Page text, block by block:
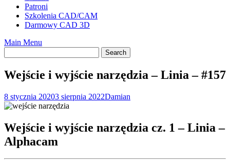
Patroni
Szkolenia CAD/CAM
Darmowy CAD 3D
Main Menu
Wejście i wyjście narzędzia – Linia – #157
8 stycznia 20203 sierpnia 2022Damian
Wejście i wyjście narzędzia cz. 1 – Linia –
Alphacam